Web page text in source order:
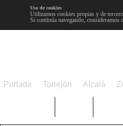
Uso de cookies
Utilizamos cookies propias y de
Si continúa navegando, consideramos
Portada Torrejón Alcalá